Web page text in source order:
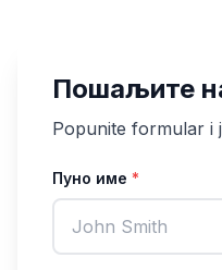
Пошаљите
Popunite formular i
Пуно име *